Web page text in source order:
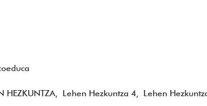
HEZKUNTZA Lehen Hezkuntza 4 Lehen